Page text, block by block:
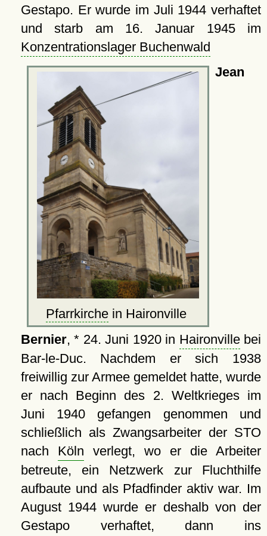
Gestapo. Er wurde im Juli 1944 verhaftet
und starb am 16. Januar 1945 im
Konzentrationslager Buchenwald
Pfarrkirchein Haironville
Jean
Bernier, * 24. Juni 1920 in Haironvillebei
Bar-le-Duc. Nachdem er sich 1938
freiwillig zur Armee gemeldet hatte, wurde
er nach Beginn des 2. Weltkrieges im
Juni 1940 gefangen genommen und
schließlich als Zwangsarbeiter der STO
nach Köln verlegt, wo er die Arbeiter
betreute, ein Netzwerk zur Fluchthilfe
aufbaute und als Pfadfinder aktiv war. Im
August 1944 wurde er deshalb von der
Gestapo verhaftet, dann ins